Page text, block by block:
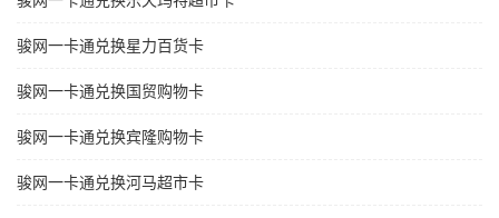
骏网一卡通兑换星力百货卡
骏网一卡通兑换国贸购物卡
骏网一卡通兑换宾隆购物卡
骏网一卡通兑换河马超市卡